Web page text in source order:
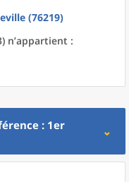
(76219)
n’appartient :
: 1er